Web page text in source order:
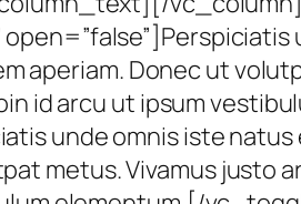
aperiam. Donec ut
id arcu ut ipsum
unde omnis iste
metus. Vivamus justo